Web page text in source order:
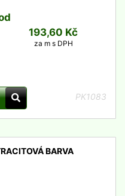
193,60 Kč
za m s DPH
PK1083
BARVA